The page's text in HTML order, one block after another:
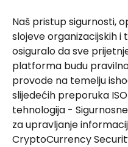
Naš pristup sigurnosti,
slojeve organizacijskih
osiguralo da sve
platforma budu
provode na temelju
slijedećih preporuka
tehnologija -
za upravljanje
CryptoCurrency